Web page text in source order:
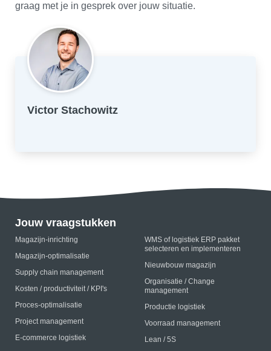
graag met je in gesprek over jouw situatie.
Victor Stachowitz
Jouw vraagstukken
Magazijn-inrichting
Magazijn-optimalisatie
Supply chain management
Kosten / productiviteit / KPI's
Proces-optimalisatie
Project management
E-commerce logistiek
WMS of logistiek ERP pakket
selecteren en implementeren
Nieuwbouw magazijn
Organisatie / Change
management
Productie logistiek
Voorraad management
Lean / 5S